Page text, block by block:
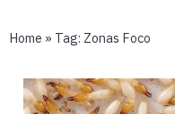
Home » Tag: Zonas Foco